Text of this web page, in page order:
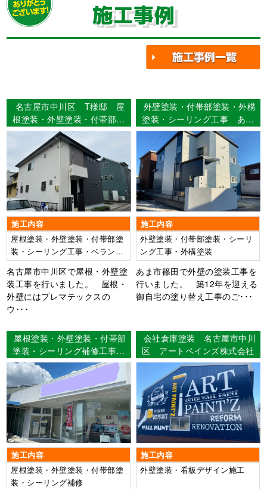
施工事例
名古屋市中川区 T様邸 屋
根塗装・外壁塗装・付帯部塗
装・シーリング工事・ベラン
ダFRP防水工事 【使用塗
料】屋根：ウルトラMUKI
外壁：ウルトラMUKI
施工内容
屋根塗装・外壁塗装・付帯部塗
装・シーリング工事・ベランダ
FRP防水工事
名古屋市中川区で屋根・外壁塗
装工事を行いました。 屋根・
外壁にはプレマテックスの
ウ･･･
外壁塗装・付帯部塗装・外構
塗装・シーリング工事 あま
市篠田 Ｎ様邸
施工内容
外壁塗装・付帯部塗装・シーリ
ング工事・外構塗装
あま市篠田で外壁の塗装工事を
行いました。 築12年を迎える
御自宅の塗り替え工事のご･･･
屋根塗装・外壁塗装・付帯部
塗装・シーリング補修工事
愛知県一宮市
施工内容
屋根塗装・外壁塗装・付帯部塗
装・シーリング補修
会社倉庫塗装 名古屋市中川
区 アートペインズ株式会社
施工内容
外壁塗装・看板デザイン施工